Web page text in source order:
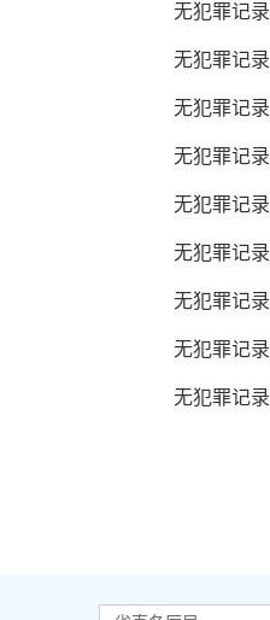
无犯罪记
无犯罪记
无犯罪记
无犯罪记
无犯罪记
无犯罪记
无犯罪记
无犯罪记
无犯罪记